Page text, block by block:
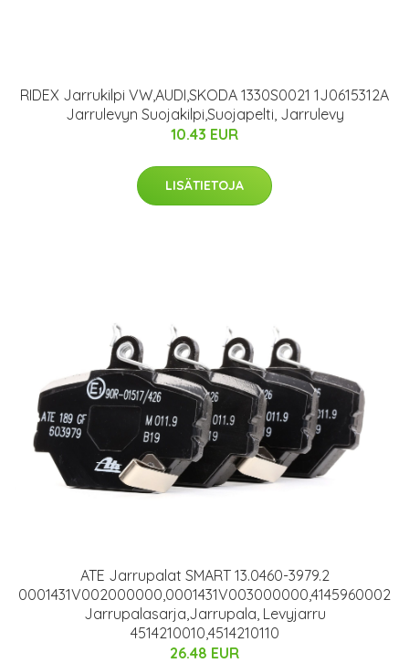
RIDEX Jarrukilpi VW,AUDI,SKODA 1330S0021 1J0615312A
Jarrulevyn Suojakilpi,Suojapelti, Jarrulevy
10.43 EUR
LISÄTIETOJA
ATE Jarrupalat SMART 13.0460-3979.2
0001431V002000000,0001431V003000000,4145960002
Jarrupalasarja,Jarrupala, Levyjarru
4514210010,4514210110
26.48 EUR